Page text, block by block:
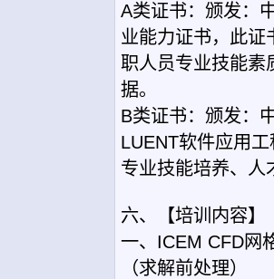
A类证书：颁发：
业能力证书，此证
职人员专业技能素
据。
B类证书：颁发：
LUENT软件应用
专业技能培养、人
六、【培训内容】
一、ICEM CFD网
（求解前处理）